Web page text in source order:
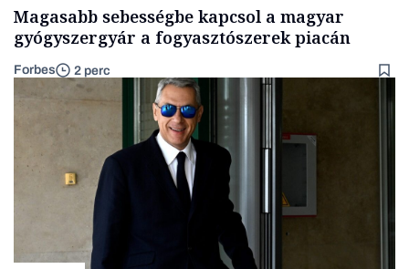
Magasabb sebességbe kapcsol a magyar
gyógyszergyár a fogyasztószerek piacán
Forbes 2 perc